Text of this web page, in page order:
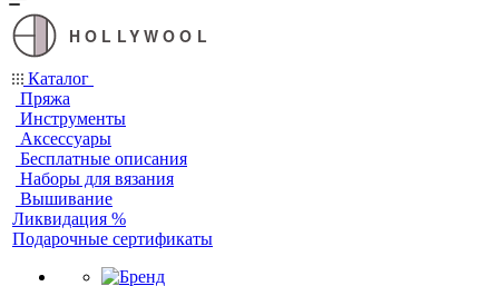
HOLLYWOOL
Каталог
Пряжа
Инструменты
Аксессуары
Бесплатные описания
Наборы для вязания
Вышивание
Ликвидация %
Подарочные сертификаты